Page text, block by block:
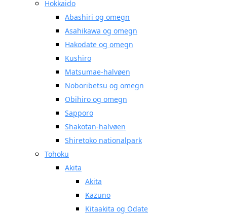
Hokkaido
Abashiri og omegn
Asahikawa og omegn
Hakodate og omegn
Kushiro
Matsumae-halvøen
Noboribetsu og omegn
Obihiro og omegn
Sapporo
Shakotan-halvøen
Shiretoko nationalpark
Tohoku
Akita
Akita
Kazuno
Kitaakita og Odate